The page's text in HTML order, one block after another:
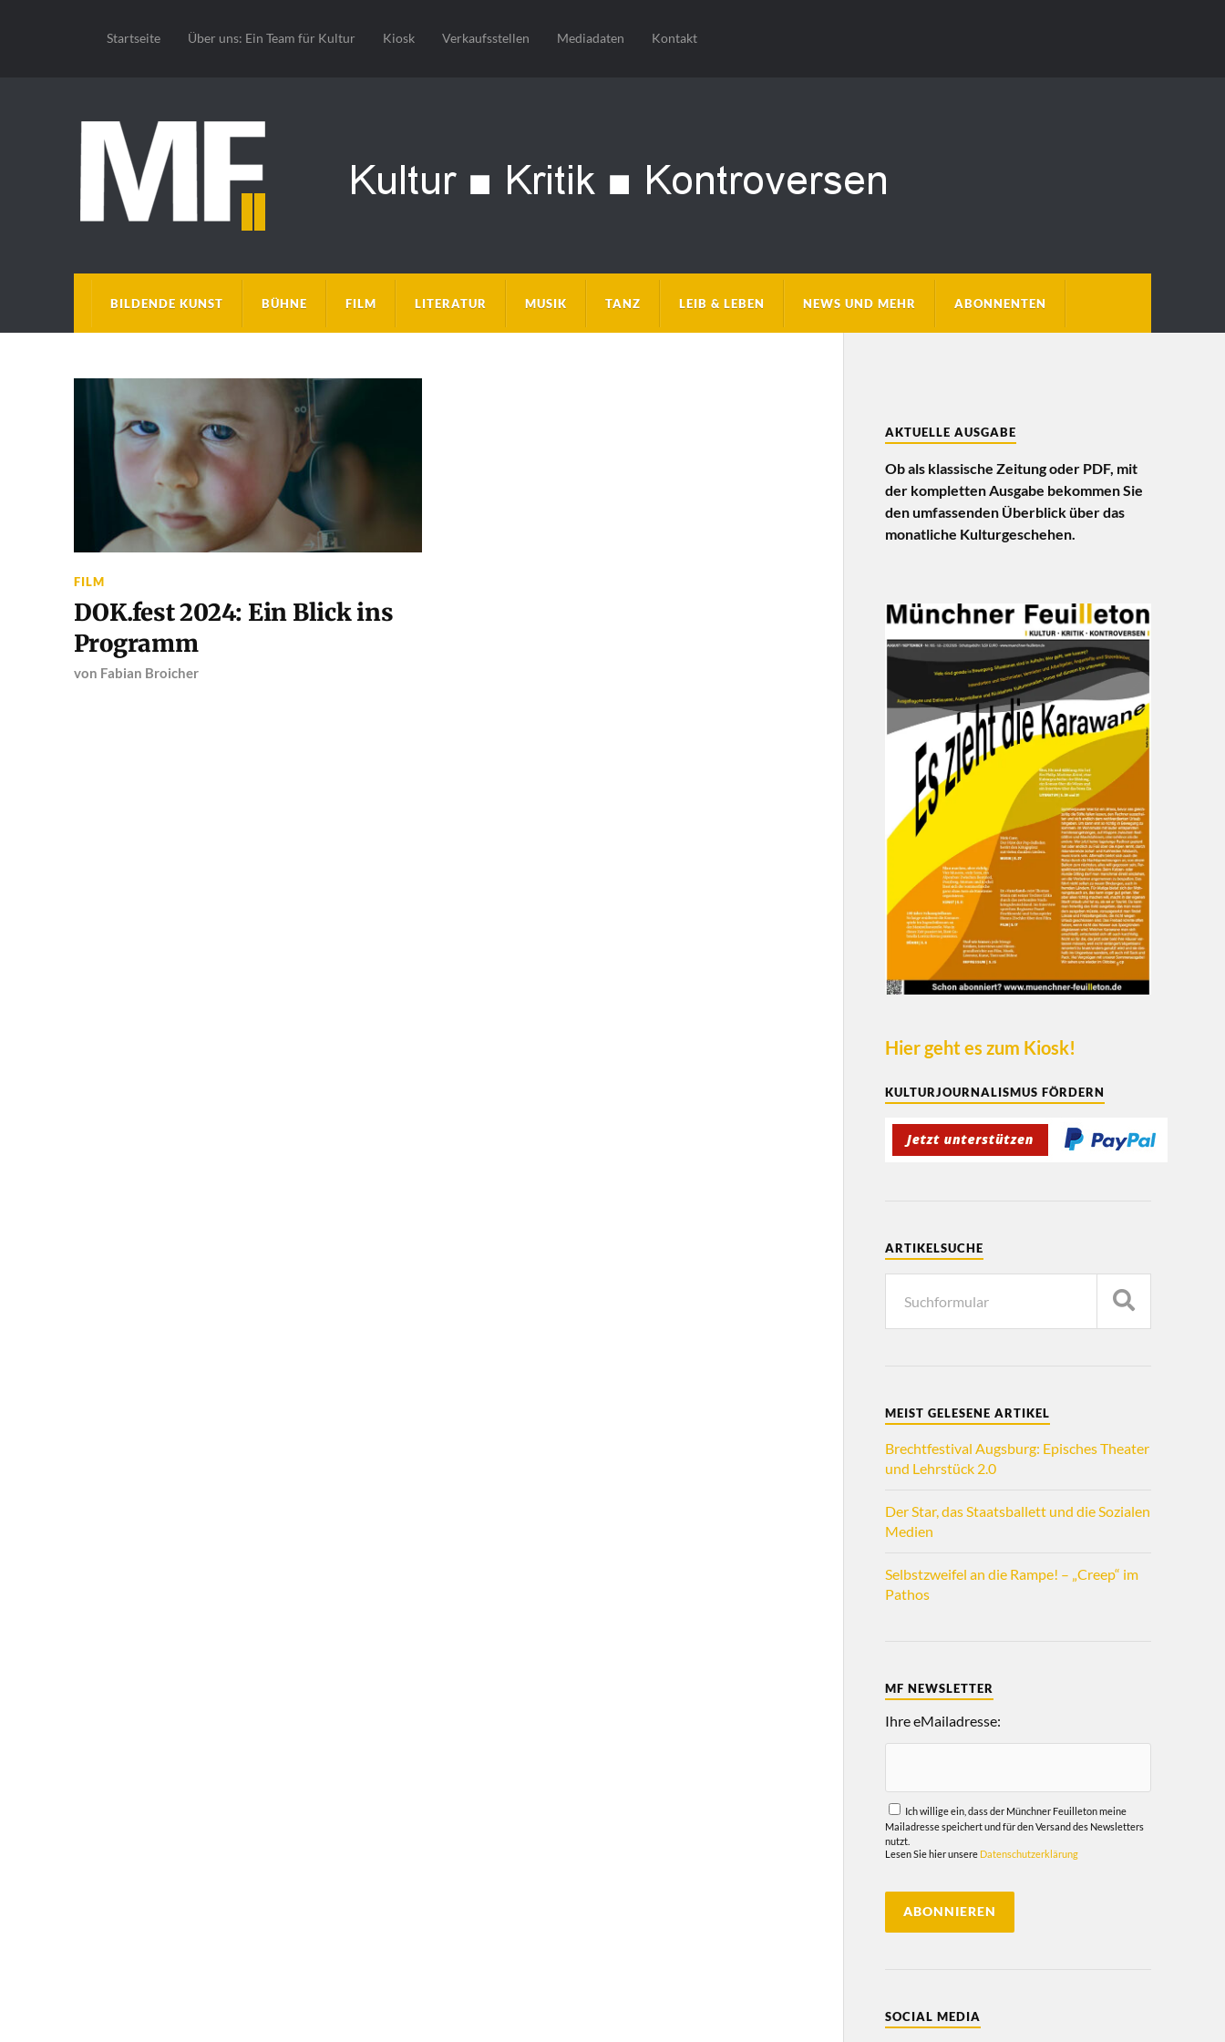
Startseite Über uns: Ein Team für Kultur Kiosk Verkaufsstellen Mediadaten Kontakt
BILDENDE KUNST BÜHNE FILM LITERATUR MUSIK TANZ LEIB & LEBEN NEWS UND MEHR ABONNENTEN
FILM
DOK.fest 2024: Ein Blick ins
Programm
von Fabian Broicher
AKTUELLE AUSGABE
Ob als klassische Zeitung oder PDF, mit
der kompletten Ausgabe bekommen Sie
den umfassenden Überblick über das
monatliche Kulturgeschehen.
Hier geht es zum Kiosk!
KULTURJOURNALISMUS FÖRDERN
ARTIKELSUCHE
MEIST GELESENE ARTIKEL
Brechtfestival Augsburg: Episches Theater
und Lehrstück 2.0
Der Star, das Staatsballett und die Sozialen
Medien
Selbstzweifel an die Rampe! – „Creep“ im
Pathos
MF NEWSLETTER
Ihre eMailadresse:
Ich willige ein, dass der Münchner Feuilleton meine
Mailadresse speichert und für den Versand des Newsletters
nutzt.
Lesen Sie hier unsere Datenschutzerklärung
SOCIAL MEDIA